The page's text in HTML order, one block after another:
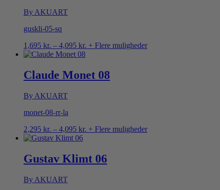
By AKUART
guskli-05-sq
1,695 kr. – 4,095 kr. Prisinterval:
4,095 kr.
+ Flere muligheder
Claude Monet 08
By AKUART
monet-08-rr-la
2,295 kr. – 4,095 kr. Prisinterval:
4,095 kr.
+ Flere muligheder
Gustav Klimt 06
By AKUART